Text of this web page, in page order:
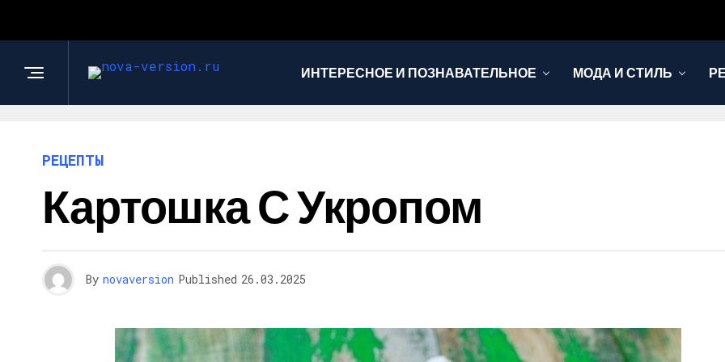
ИНТЕРЕСНОЕ И ПОЗНАВАТЕЛЬНОЕ МОДА И СТИЛЬ
РЕЦЕПТЫ
Картошка С Укропом
By novaversion Published 26.03.2025